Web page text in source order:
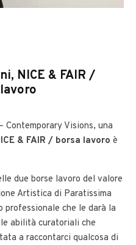
NICE & FAIR /
Contemporary Visions, una
& FAIR / borsa lavoro è
due borse lavoro del valore
Artistica di Paratissima
professionale che le darà la
abilità curatoriali che
a raccontarci qualcosa di